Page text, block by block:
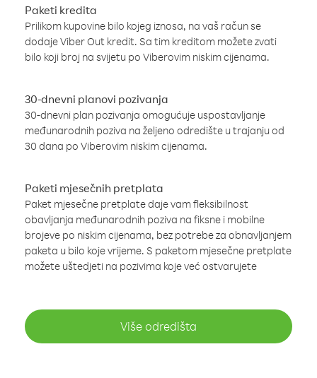
Paketi kredita
Prilikom kupovine bilo kojeg iznosa, na vaš račun se
dodaje Viber Out kredit. Sa tim kreditom možete zvati
bilo koji broj na svijetu po Viberovim niskim cijenama.
30-dnevni planovi pozivanja
30-dnevni plan pozivanja omogućuje uspostavljanje
međunarodnih poziva na željeno odredište u trajanju od
30 dana po Viberovim niskim cijenama.
Paketi mjesečnih pretplata
Paket mjesečne pretplate daje vam fleksibilnost
obavljanja međunarodnih poziva na fiksne i mobilne
brojeve po niskim cijenama, bez potrebe za obnavljanjem
paketa u bilo koje vrijeme. S paketom mjesečne pretplate
možete uštedjeti na pozivima koje već ostvarujete
Više odredišta